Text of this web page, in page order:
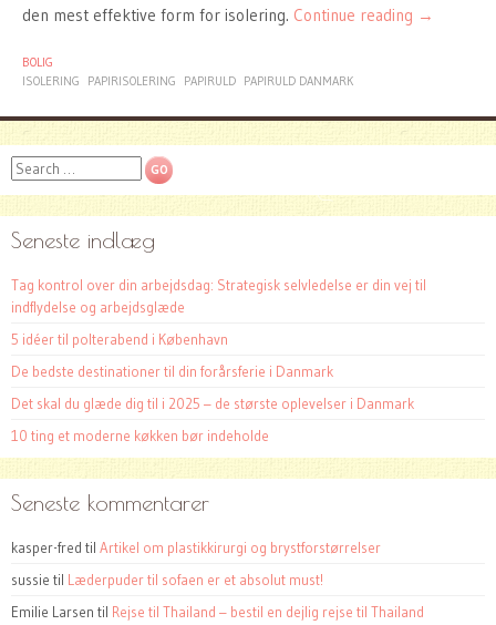
den mest effektive form for isolering. Continue reading →
BOLIG
ISOLERING
PAPIRISOLERING PAPIRULD PAPIRULD DANMARK
Search
Seneste indlæg
Tag kontrol over din arbejdsdag: Strategisk selvledelse er din vej til
indflydelse og arbejdsglæde
5 idéer til polterabend i København
De bedste destinationer til din forårsferie i Danmark
Det skal du glæde dig til i 2025 – de største oplevelser i Danmark
10 ting et moderne køkken bør indeholde
Seneste kommentarer
kasper-fred til Artikel om plastikkirurgi og brystforstørrelser
sussie til Læderpuder til sofaen er et absolut must!
Emilie Larsen til Rejse til Thailand – bestil en dejlig rejse til Thailand